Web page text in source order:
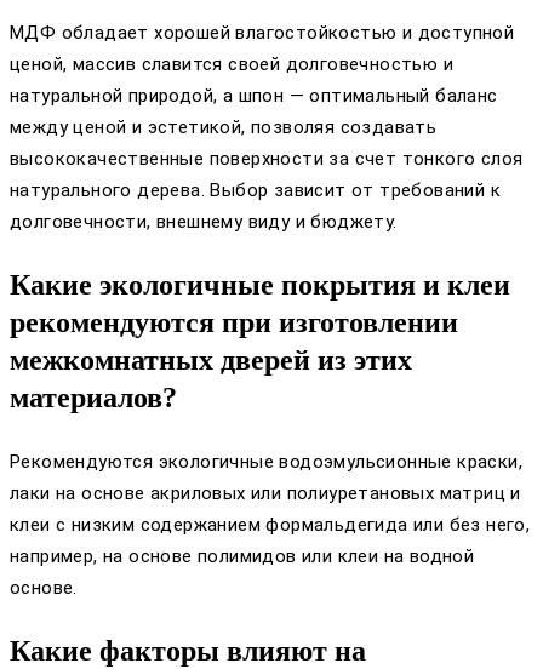
МДФ обладает хорошей влагостойкостью и доступной
ценой, массив славится своей долговечностью и
натуральной природой, а шпон — оптимальный баланс
между ценой и эстетикой, позволяя создавать
высококачественные поверхности за счет тонкого слоя
натурального дерева. Выбор зависит от требований к
долговечности, внешнему виду и бюджету.
Какие экологичные покрытия и клеи
рекомендуются при изготовлении
межкомнатных дверей из этих
материалов?
Рекомендуются экологичные водоэмульсионные краски,
лаки на основе акриловых или полиуретановых матриц и
клеи с низким содержанием формальдегида или без него,
например, на основе полимидов или клеи на водной
основе.
Какие факторы влияют на